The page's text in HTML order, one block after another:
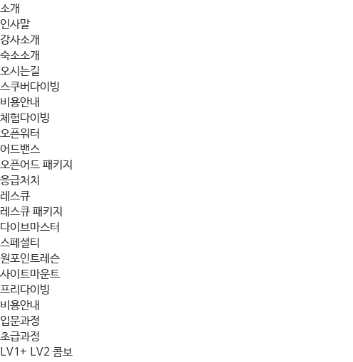
소개
인사말
강사소개
숙소소개
오시는길
스쿠버다이빙
비용안내
체험다이빙
오픈워터
어드밴스
오픈어드 패키지
응급처치
레스큐
레스큐 패키지
다이브마스터
스페셜티
원포인트레슨
사이트마운트
프리다이빙
비용안내
입문과정
초급과정
LV1+ LV2 콤보